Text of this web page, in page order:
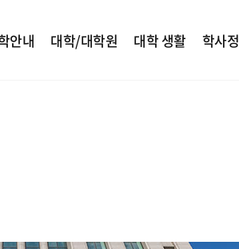
안내 대학/대학원 대학 생활 학사